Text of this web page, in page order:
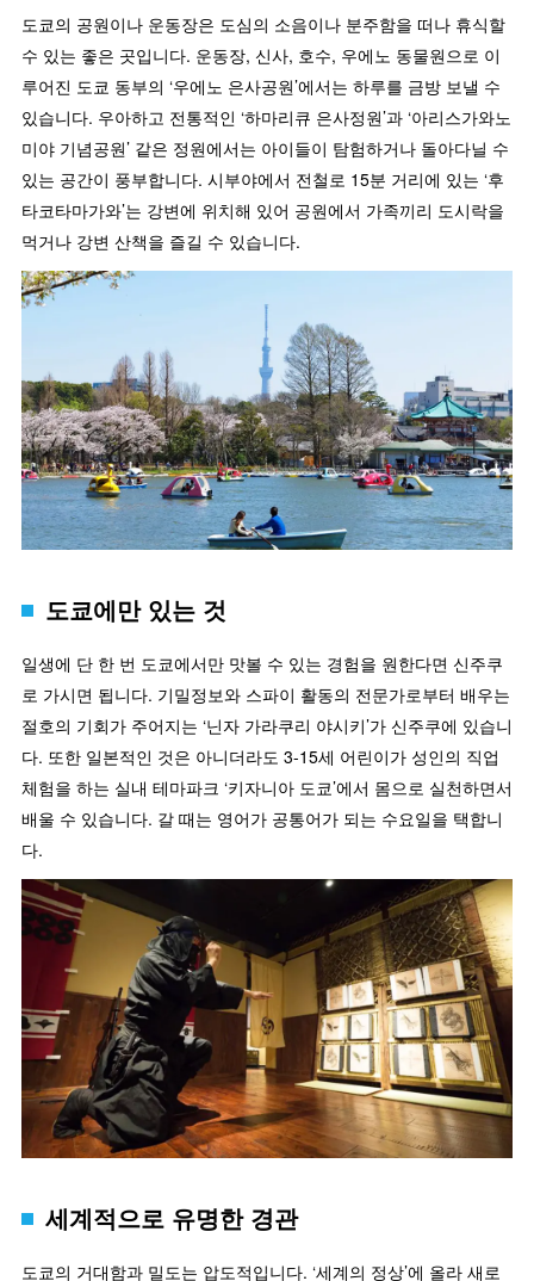
도쿄의 공원이나 운동장은 도심의 소음이나 분주함을 떠나 휴식할
수 있는 좋은 곳입니다. 운동장, 신사, 호수, 우에노 동물원으로 이
루어진 도쿄 동부의 ‘우에노 은사공원’에서는 하루를 금방 보낼 수
있습니다. 우아하고 전통적인 ‘하마리큐 은사정원’과 ‘아리스가와노
미야 기념공원’ 같은 정원에서는 아이들이 탐험하거나 돌아다닐 수
있는 공간이 풍부합니다. 시부야에서 전철로 15분 거리에 있는 ‘후
타코타마가와’는 강변에 위치해 있어 공원에서 가족끼리 도시락을
먹거나 강변 산책을 즐길 수 있습니다.
도쿄에만 있는 것
일생에 단 한 번 도쿄에서만 맛볼 수 있는 경험을 원한다면 신주쿠
로 가시면 됩니다. 기밀정보와 스파이 활동의 전문가로부터 배우는
절호의 기회가 주어지는 ‘닌자 가라쿠리 야시키’가 신주쿠에 있습니
다. 또한 일본적인 것은 아니더라도 3-15세 어린이가 성인의 직업
체험을 하는 실내 테마파크 ‘키자니아 도쿄’에서 몸으로 실천하면서
배울 수 있습니다. 갈 때는 영어가 공통어가 되는 수요일을 택합니
다.
세계적으로 유명한 경관
도쿄의 거대함과 밀도는 압도적입니다. ‘세계의 정상’에 올라 새로